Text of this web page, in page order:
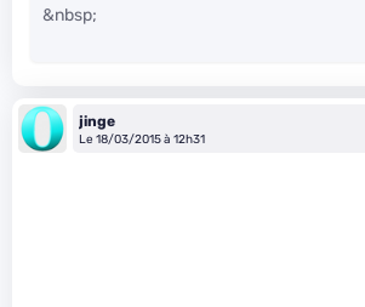
&nbsp;
jinge
Le 18/03/2015 à 12h31